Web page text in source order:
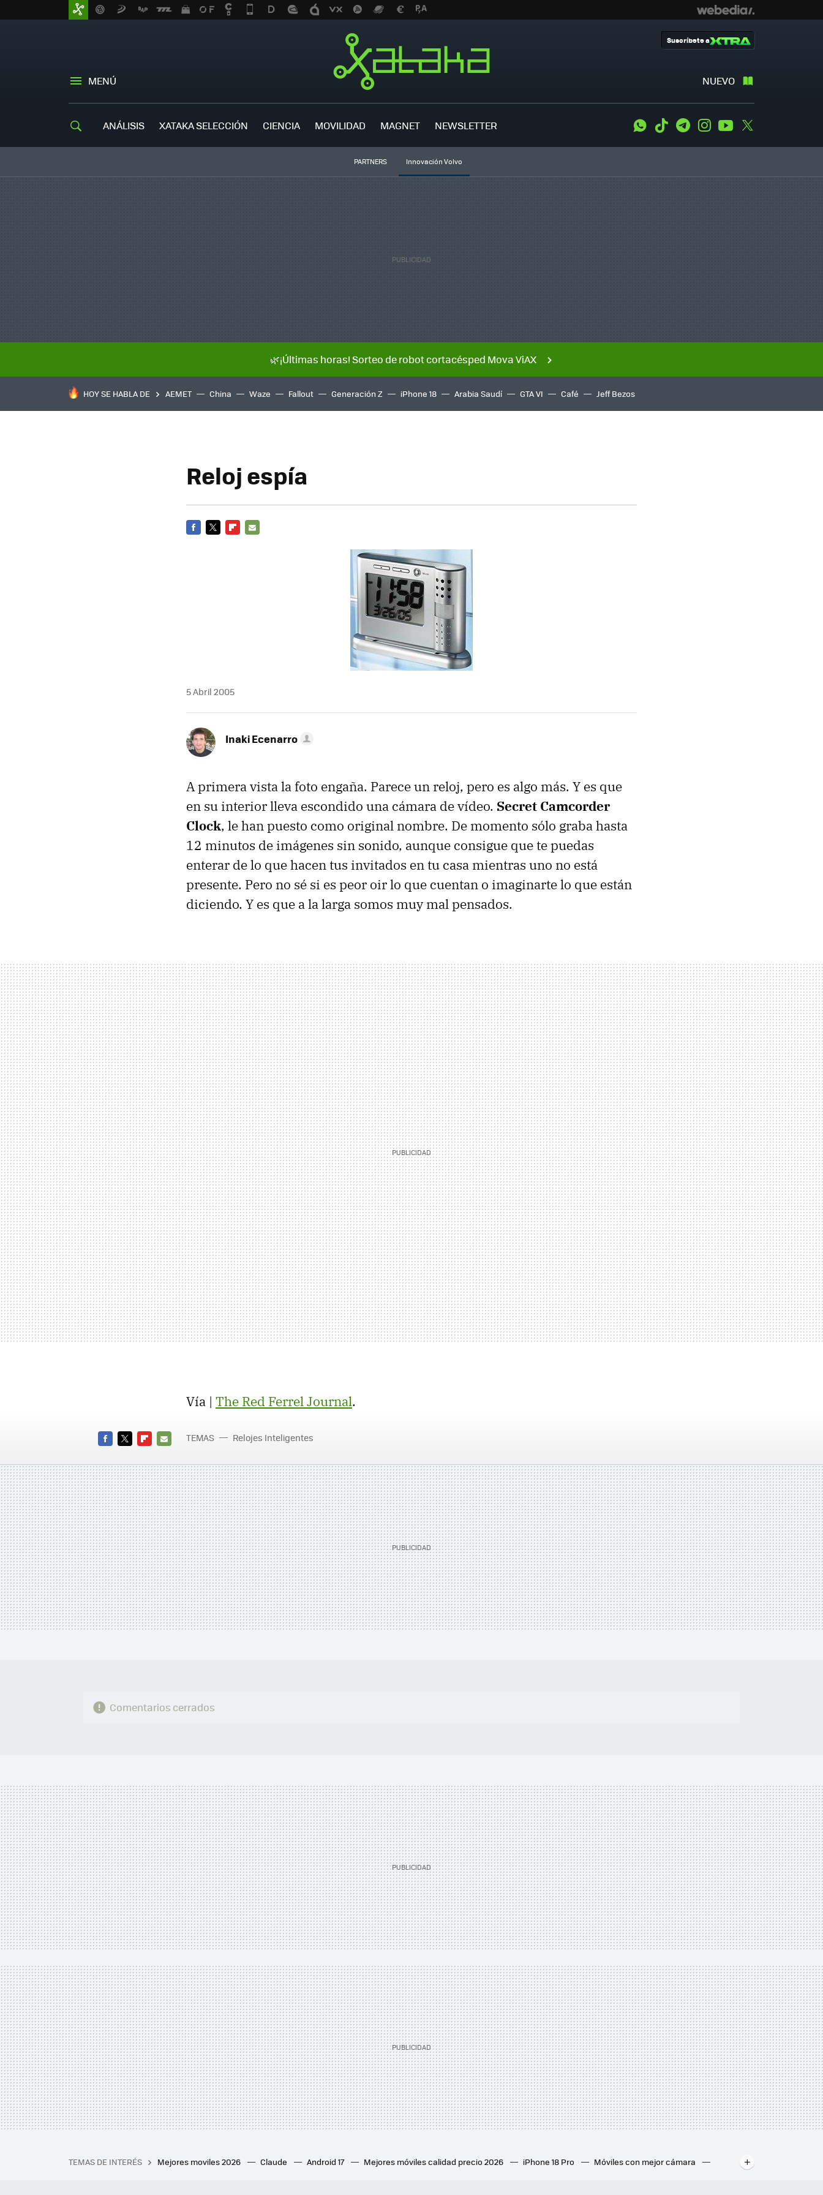
MENÚ NUEVO
Suscríbete a
ANÁLISIS XATAKA SELECCIÓN CIENCIA MOVILIDAD MAGNET NEWSLETTER WhatsApp
Tiktok TelegramInstagramYoutube
PARTNERS Innovación Volvo
🌿¡Últimas horas! Sorteo de robot cortacésped Mova ViAX
HOY SE HABLA DE AEMET China Waze Fallout Generación Z iPhone 18 Arabia Saudí GTA VI Café Jeff Bezos
Reloj espía
5 Abril 2005
Inaki Ecenarro
A primera vista la foto engaña. Parece un reloj, pero es algo más. Y es que
en su interior lleva escondido una cámara de vídeo. Secret Camcorder
Clock, le han puesto como original nombre. De momento sólo graba hasta
12 minutos de imágenes sin sonido, aunque consigue que te puedas
enterar de lo que hacen tus invitados en tu casa mientras uno no está
presente. Pero no sé si es peor oir lo que cuentan o imaginarte lo que están
diciendo. Y es que a la larga somos muy mal pensados.
Vía | The Red Ferrel Journal.
MAIL
TEMAS Relojes Inteligentes
Comentarios cerrados
TEMAS DE INTERÉS Mejores moviles 2026 Claude Android 17 Mejores móviles calidad precio 2026 iPhone 18 Pro
Móviles con mejor cámara